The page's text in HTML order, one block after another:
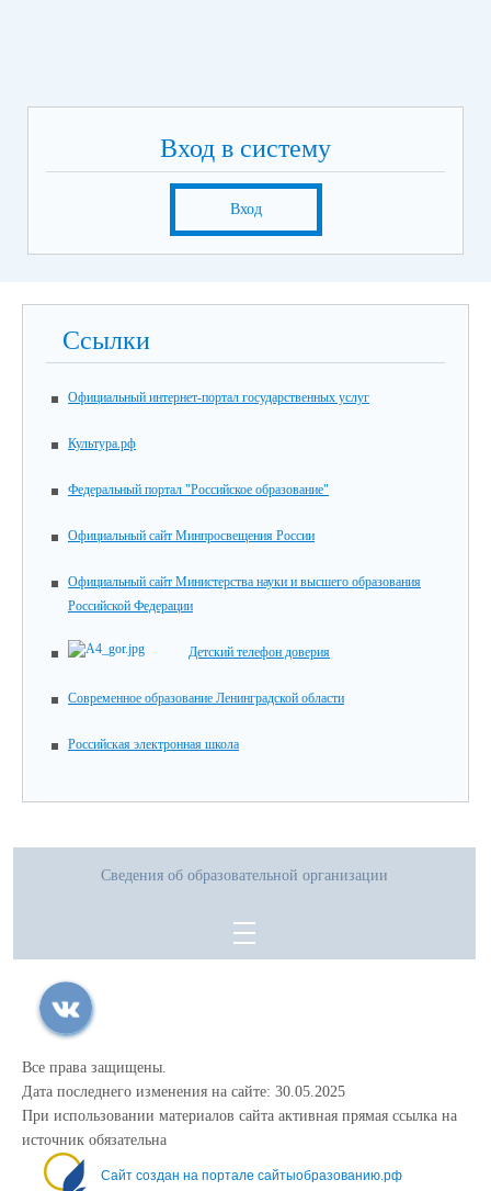
Вход в систему
Вход
Ссылки
Официальный интернет-портал государственных услуг
Культура.рф
Федеральный портал "Российское образование"
Официальный сайт Минпросвещения России
Официальный сайт Министерства науки и высшего образования
Российской Федерации
Детский телефон доверия
Современное образование Ленинградской области
Российская электронная школа
Сведения об образовательной организации
Все права защищены.
Дата последнего изменения на сайте: 30.05.2025
При использовании материалов сайта активная прямая ссылка на
источник обязательна
Сайт создан на портале сайтыобразованию.рф